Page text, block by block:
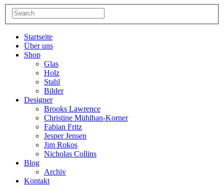
Startseite
Über uns
Shop
Glas
Holz
Stahl
Bilder
Designer
Brooks Lawrence
Christine Mühlhan-Korner
Fabian Fritz
Jesper Jensen
Jim Rokos
Nicholas Collins
Blog
Archiv
Kontakt